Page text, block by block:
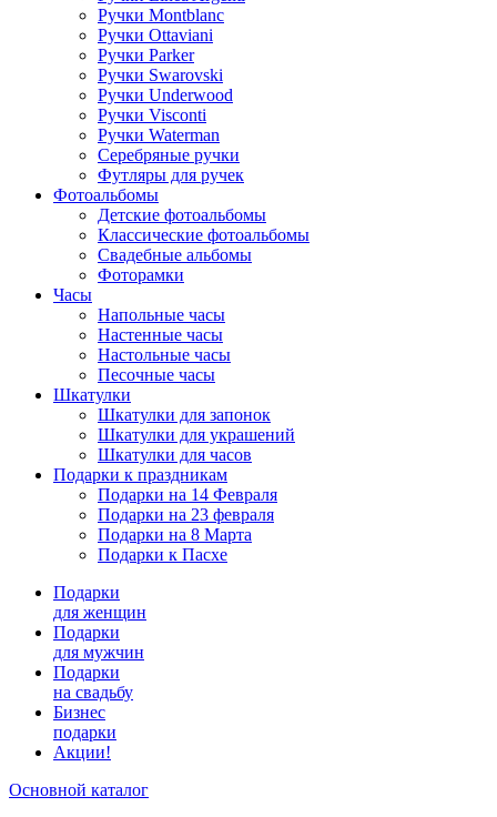
Ручки Montblanc
Ручки Ottaviani
Ручки Parker
Ручки Swarovski
Ручки Underwood
Ручки Visconti
Ручки Waterman
Серебряные ручки
Футляры для ручек
Фотоальбомы
Детские фотоальбомы
Классические фотоальбомы
Свадебные альбомы
Фоторамки
Часы
Напольные часы
Настенные часы
Настольные часы
Песочные часы
Шкатулки
Шкатулки для запонок
Шкатулки для украшений
Шкатулки для часов
Подарки к праздникам
Подарки на 14 Февраля
Подарки на 23 февраля
Подарки на 8 Марта
Подарки к Пасхе
Подарки
для женщин
Подарки
для мужчин
Подарки
на свадьбу
Бизнес
подарки
Акции!
Основной каталог